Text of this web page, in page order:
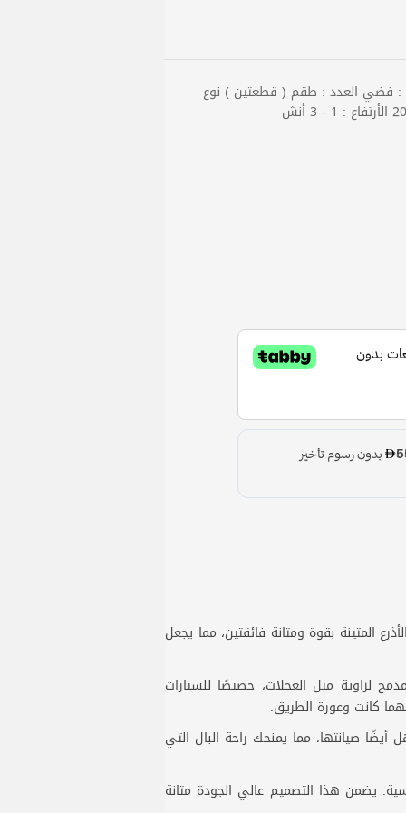
: فضي العدد : طقم ( قطعتين ) نوع
المتينة بقوة ومتانة فائقتين، مما يجعل
لزاوية ميل العجلات، خصيصًا للسيارات
كانت وعورة الطريق.
صيانتها، مما يمنحك راحة البال التي
يضمن هذا التصميم عالي الجودة متانة